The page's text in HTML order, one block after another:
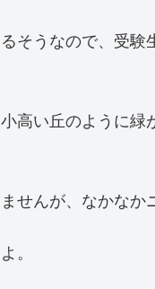
そうなので、受
高い丘のように
せんが、なかなか
。